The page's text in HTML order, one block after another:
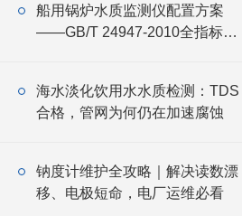
船用锅炉水质监测仪配置方案
——GB/T 24947-2010全指标覆
海水淡化饮用水水质检测：TDS
合格，管网为何仍在加速腐蚀
钠度计维护全攻略｜解决读数漂
移、电极短命，电厂运维必看